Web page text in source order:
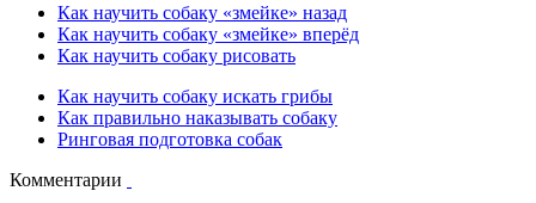
Как научить собаку «змейке» назад
Как научить собаку «змейке» вперёд
Как научить собаку рисовать
Как научить собаку искать грибы
Как правильно наказывать собаку
Ринговая подготовка собак
Комментарии